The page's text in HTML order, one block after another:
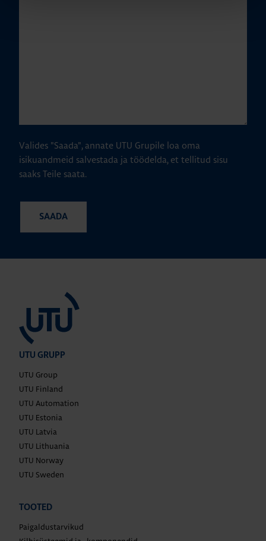
Valides "Saada", annate UTU Grupile loa oma
isikuandmeid salvestada ja töödelda, et tellitud sisu
saaks Teile saata.
UTU GRUPP
UTU Group
UTU Finland
UTU Automation
UTU Estonia
UTU Latvia
UTU Lithuania
UTU Norway
UTU Sweden
TOOTED
Paigaldustarvikud